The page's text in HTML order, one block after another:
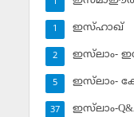
ഇസ്ഹാഖ്‌
1
ഇസ്‌ലാം-
2
ഇസ്‌ലാം-
5
ഇസ്‌ലാം-
37